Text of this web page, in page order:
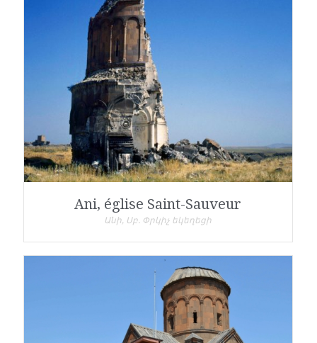
Ani, église Saint-Sauveur
Անի, Սբ. Փրկիչ եկեղեցի